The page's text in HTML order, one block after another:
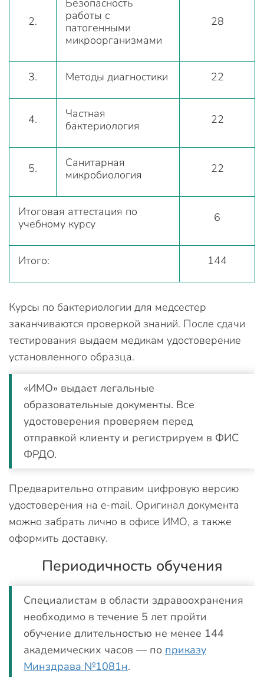
2.
Безопасность
работы с
патогенными
микроорганизмами
28
3. Методы диагностики 22
4.
Частная
бактериология
22
5.
Санитарная
микробиология
22
Итоговая аттестация по
учебному курсу
6
Итого: 144
Курсы по бактериологии для медсестер
заканчиваются проверкой знаний. После сдачи
тестирования выдаем медикам удостоверение
установленного образца.
«ИМО» выдает легальные
образовательные документы. Все
удостоверения проверяем перед
отправкой клиенту и регистрируем в ФИС
ФРДО.
Предварительно отправим цифровую версию
удостоверения на e-mail. Оригинал документа
можно забрать лично в офисе ИМО, а также
оформить доставку.
Периодичность обучения
Специалистам в области здравоохранения
необходимо в течение 5 лет пройти
обучение длительностью не менее 144
академических часов — по приказу
Минздрава №1081н.